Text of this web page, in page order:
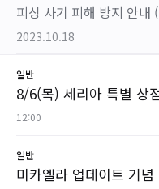
피싱 사기 피해 방지 안내
2023.10.18
일반
8/6(목) 세리아 특별 상
12:00
일반
미카엘라 업데이트 기